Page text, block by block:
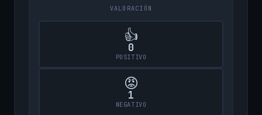
VALORACIÓN
👍
0
POSITIVO
😡
1
NEGATIVO